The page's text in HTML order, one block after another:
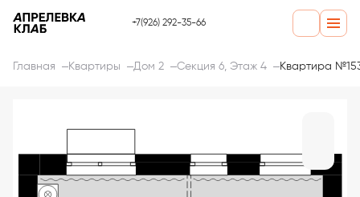
+7(926) 292-35-66
Главная Квартиры Дом 2 Секция 6, Этаж 4 Квартира